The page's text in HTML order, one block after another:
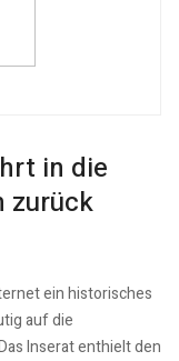
in die
zurück
ein historisches
auf die
Inserat enthielt den